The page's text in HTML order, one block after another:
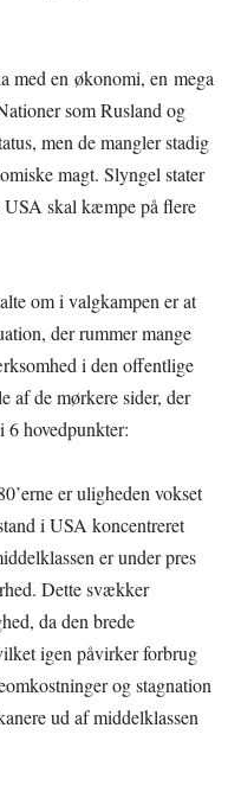
med en økonomi, en mega
som Rusland og
men de mangler stadig
magt. Slyngel stater
skal kæmpe på flere
om i valgkampen er at
der rummer mange
i den offentlige
af de mørkere sider, der
6 hovedpunkter:
er uligheden vokset
i USA koncentreret
er under pres
Dette svækker
da den brede
igen påvirker forbrug
og stagnation
ud af middelklassen